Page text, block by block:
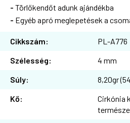
- Törlőkendőt adunk ajándékba
- Egyéb apró meglepetések a
Cikkszám:
PL-A776
Szélesség:
4 mm
Súly:
8,20gr
Kő:
Cirkónia